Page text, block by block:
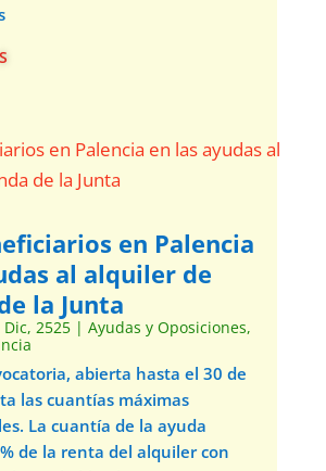
en Palencia
al alquiler de
la Junta
Dic, 2525| Ayudas y Oposiciones,
abierta hasta el 30 de
las cuantías máximas
La cuantía de la ayuda
de la renta del alquiler con